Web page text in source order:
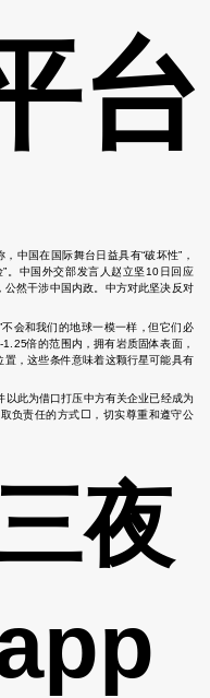
台
国在国际舞台日益具有“破坏性”，
。中国外交部发言人赵立坚10日回应
然干涉中国内政。中方对此坚决反对
会和我们的地球一模一样，但它们必
倍的范围内，拥有岩质固体表面，
，这些条件意味着这颗行星可能具有
此为借口打压中方有关企业已经成为
负责任的方式⬜，切实尊重和遵守公
夜